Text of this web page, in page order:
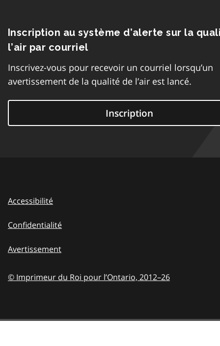
Inscription au système d’alerte sur la
l’air par courriel
Inscrivez-vous pour recevoir un courriel lorsqu’un
avertissement de la qualité de l’air est lancé.
Inscription
Accessibilité
Confidentialité
Avertissement
© Imprimeur du Roi pour l’Ontario, 2012–26